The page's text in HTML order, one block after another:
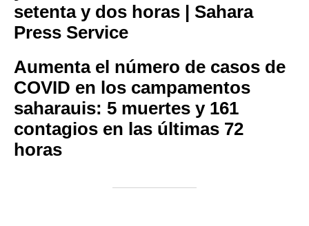
setenta y dos horas | Sahara
Press Service
Aumenta el número de casos de
COVID en los campamentos
saharauis: 5 muertes y 161
contagios en las últimas 72
horas